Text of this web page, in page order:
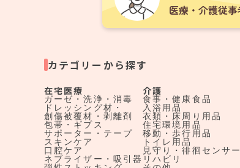
カテゴリーから探す
在宅医療
ガーゼ・洗浄・消毒
ドレッシング材・
創傷被覆材・剥離剤
包帯・ギプス
サポーター・テープ
スキンケア
口腔ケア
ネブライザー・吸引器
介護
食事・健康食品
入浴用品
衣類・床周り用品
住宅環境用品
移動・歩行用品
トイレ用品
見守り・徘徊センサー
リハビリ